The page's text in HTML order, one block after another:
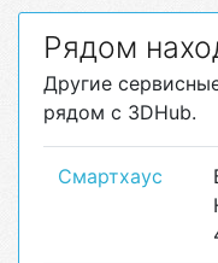
Рядом
Другие
рядом с 3DHub.
Смартхаус